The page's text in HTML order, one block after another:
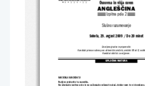
Izpitna pola 2
Slušno razumevanje
Dovoljeno gradivo in pripomočki:
Kandidat prinese nalivno pero ali kemični svinčnik, svinčnik HB ali B,
Kandidat dobi list za odgovore.
ANGLEŠČINA
Sobota, 29. avgust 2009 / Do 20 minut
Osnovna in višja raven
SPLOŠNA MATURA
NAVODILA KANDIDATU
Pazljivo preberite ta navodila.